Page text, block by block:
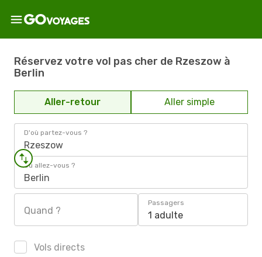
Réservez votre vol pas cher de Rzeszow à
Berlin
Aller-retour Aller simple
D'où partez-vous ?
Rzeszow
Où allez-vous ?
Berlin
Quand ?
Passagers
1 adulte
Vols directs